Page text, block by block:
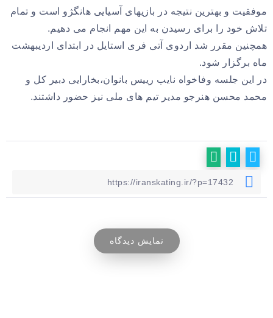
موفقیت و بهترین نتیجه در بازیهای آسیایی هانگژو است و تمام
تلاش خود را برای رسیدن به این مهم انجام می دهیم.
همچنین مقرر شد اردوی آتی فری استایل در ابتدای اردیبهشت
ماه برگزار شود.
در این جلسه وفاخواه نایب رییس بانوان،بخارایی دبیر کل و
محمد محسن هنرجو مدیر تیم های ملی نیز حضور داشتند.
نمایش دیدگاه